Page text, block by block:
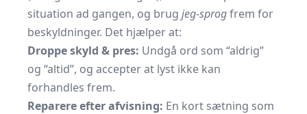
situation ad gangen, og brug jeg-sprogfrem for
beskyldninger. Det hjælper at:
Droppe skyld & pres: Undgå ord som “aldrig”
og “altid”, og accepter at lyst ikke kan
forhandles frem.
Reparere efter afvisning: En kort sætning som